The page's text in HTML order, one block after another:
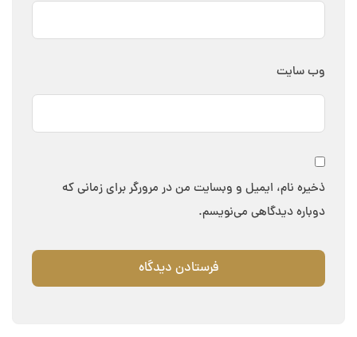
وب‌ سایت
ذخیره نام، ایمیل و وبسایت من در مرورگر برای زمانی که
دوباره دیدگاهی می‌نویسم.